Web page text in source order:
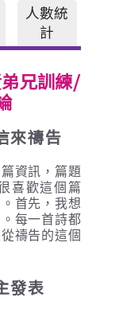
人數統
計
兄訓練/
來禱告
資訊，篇題
喜歡這個篇
首先，我想
每一首詩都
禱告的這個
發表